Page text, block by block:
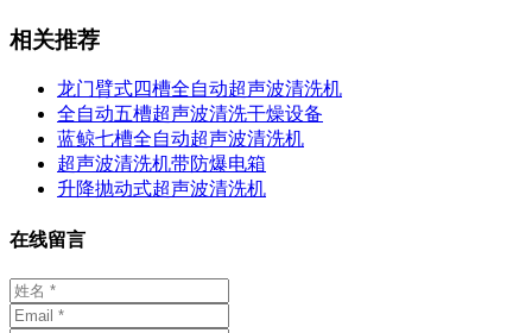
相关推荐
龙门臂式四槽全自动超声波清洗机
全自动五槽超声波清洗干燥设备
蓝鲸七槽全自动超声波清洗机
超声波清洗机带防爆电箱
升降抛动式超声波清洗机
在线留言